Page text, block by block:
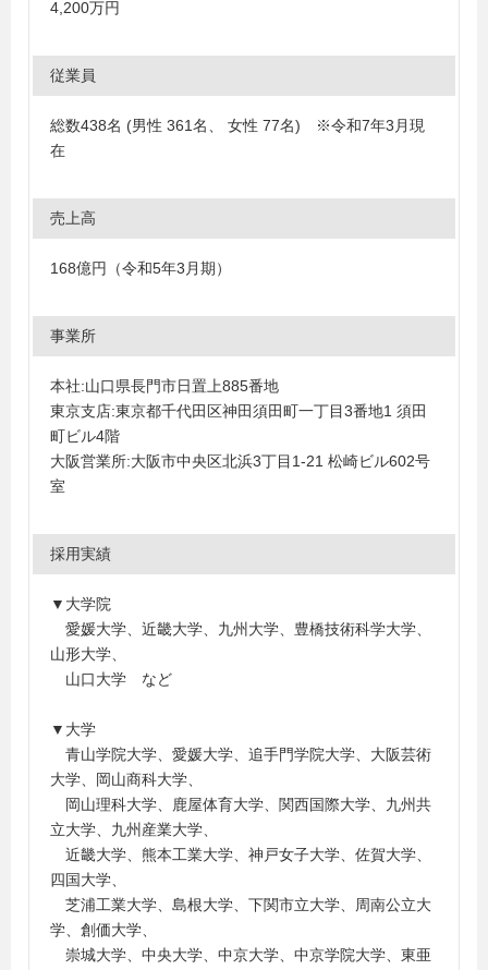
4,200万円
従業員
総数438名 (男性 361名、 女性 77名) ※令和7年3月現
在
売上高
168億円（令和5年3月期）
事業所
本社:山口県長門市日置上885番地
東京支店:東京都千代田区神田須田町一丁目3番地1 須田
町ビル4階
大阪営業所:大阪市中央区北浜3丁目1-21 松崎ビル602号
室
採用実績
▼大学院
愛媛大学、近畿大学、九州大学、豊橋技術科学大学、
山形大学、
山口大学 など
▼大学
青山学院大学、愛媛大学、追手門学院大学、大阪芸術
大学、岡山商科大学、
岡山理科大学、鹿屋体育大学、関西国際大学、九州共
立大学、九州産業大学、
近畿大学、熊本工業大学、神戸女子大学、佐賀大学、
四国大学、
芝浦工業大学、島根大学、下関市立大学、周南公立大
学、創価大学、
崇城大学、中央大学、中京大学、中京学院大学、東亜